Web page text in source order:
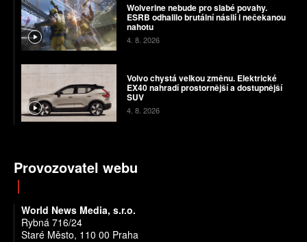
Wolverine nebude pro slabé povahy.
ESRB odhalilo brutální násilí i nečekanou
nahotu
4. 8. 2026
Volvo chystá velkou změnu. Elektrické
EX40 nahradí prostornější a dostupnější
SUV
4. 8. 2026
Provozovatel webu
World News Media, s.r.o.
Rybná 716/24
Staré Město, 110 00 Praha